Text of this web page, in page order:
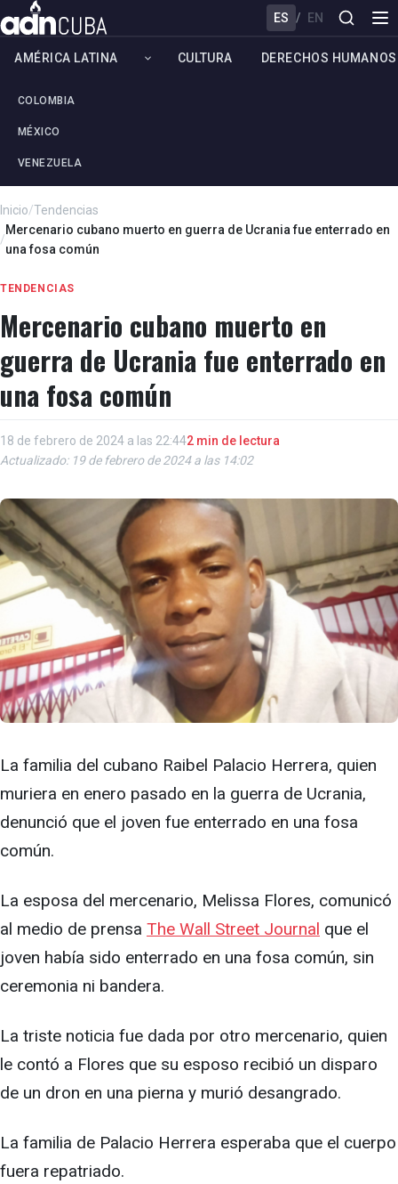
ES / EN
AMÉRICA LATINA
COLOMBIA
MÉXICO
VENEZUELA
CULTURA DERECHOS HUMANOS
Inicio/Tendencias
/
Mercenario cubano muerto en guerra de Ucrania fue enterrado en
una fosa común
TENDENCIAS
Mercenario cubano muerto en
guerra de Ucrania fue enterrado en
una fosa común
18 de febrero de 2024 a las 22:442 min de lectura
Actualizado: 19 de febrero de 2024 a las 14:02
La familia del cubano Raibel Palacio Herrera, quien
muriera en enero pasado en la guerra de Ucrania,
denunció que el joven fue enterrado en una fosa
común.
La esposa del mercenario, Melissa Flores, comunicó
al medio de prensa The Wall Street Journal que el
joven había sido enterrado en una fosa común, sin
ceremonia ni bandera.
La triste noticia fue dada por otro mercenario, quien
le contó a Flores que su esposo recibió un disparo
de un dron en una pierna y murió desangrado.
La familia de Palacio Herrera esperaba que el cuerpo
fuera repatriado.